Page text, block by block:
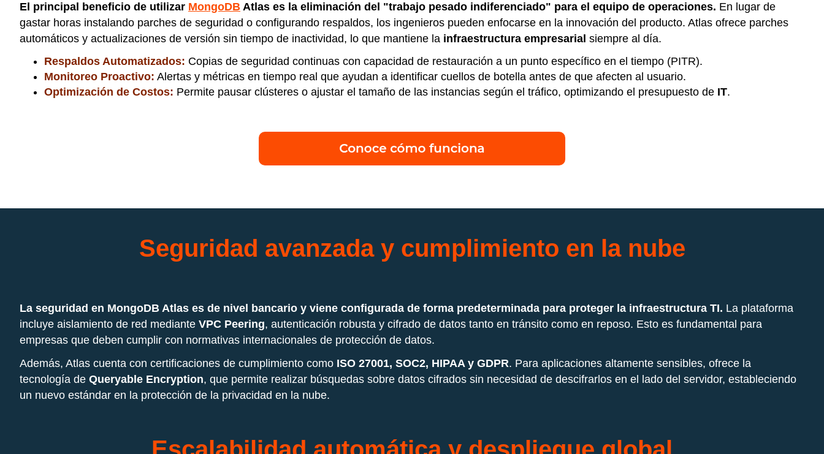
El principal beneficio de utilizar MongoDB Atlas es la eliminación del "trabajo pesado indiferenciado" para el equipo de operaciones. En lugar de
gastar horas instalando parches de seguridad o configurando respaldos, los ingenieros pueden enfocarse en la innovación del producto. Atlas ofrece parches
automáticos y actualizaciones de versión sin tiempo de inactividad, lo que mantiene la infraestructura empresarial siempre al día.
Respaldos Automatizados: Copias de seguridad continuas con capacidad de restauración a un punto específico en el tiempo (PITR).
Monitoreo Proactivo: Alertas y métricas en tiempo real que ayudan a identificar cuellos de botella antes de que afecten al usuario.
Optimización de Costos: Permite pausar clústeres o ajustar el tamaño de las instancias según el tráfico, optimizando el presupuesto de IT.
Seguridad avanzada y cumplimiento en la nube
La seguridad en MongoDB Atlas es de nivel bancario y viene configurada de forma predeterminada para proteger la infraestructura TI. La plataforma
incluye aislamiento de red mediante VPC Peering, autenticación robusta y cifrado de datos tanto en tránsito como en reposo. Esto es fundamental para
empresas que deben cumplir con normativas internacionales de protección de datos.
Además, Atlas cuenta con certificaciones de cumplimiento como ISO 27001, SOC2, HIPAA y GDPR. Para aplicaciones altamente sensibles, ofrece la
tecnología de Queryable Encryption, que permite realizar búsquedas sobre datos cifrados sin necesidad de descifrarlos en el lado del servidor, estableciendo
un nuevo estándar en la protección de la privacidad en la nube.